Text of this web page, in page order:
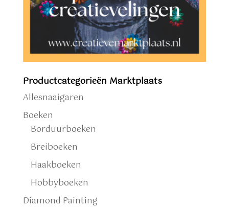
Productcategorieën Marktplaats
Allesnaaigaren
Boeken
Borduurboeken
Breiboeken
Haakboeken
Hobbyboeken
Diamond Painting